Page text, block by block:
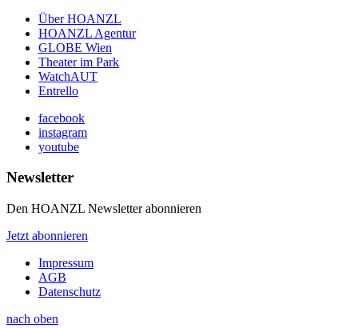
Über HOANZL
HOANZL Agentur
GLOBE Wien
Theater im Park
WatchAUT
Entrello
facebook
instagram
youtube
Newsletter
Den HOANZL Newsletter abonnieren
Jetzt abonnieren
Impressum
AGB
Datenschutz
nach oben